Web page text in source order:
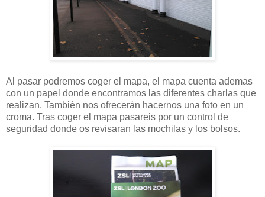
Al pasar podremos coger el mapa, el mapa cuenta ademas
con un papel donde encontramos las diferentes charlas que
realizan. También nos ofrecerán hacernos una foto en un
croma. Tras coger el mapa pasareis por un control de
seguridad donde os revisaran las mochilas y los bolsos.